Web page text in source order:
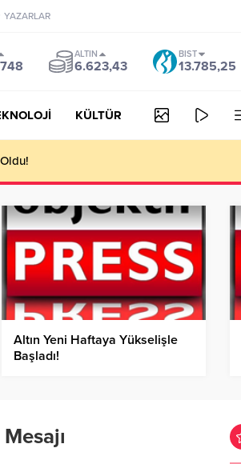
YAZARLAR
ALTIN
6.623,43
BIST
13.785,25
KÜLTÜR
Altın Yeni Haftaya Yükselişle
Başladı!